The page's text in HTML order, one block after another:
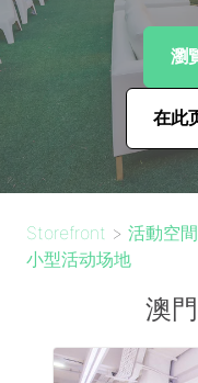
瀏
在此
Storefront > 活動空
小型活动场地
澳